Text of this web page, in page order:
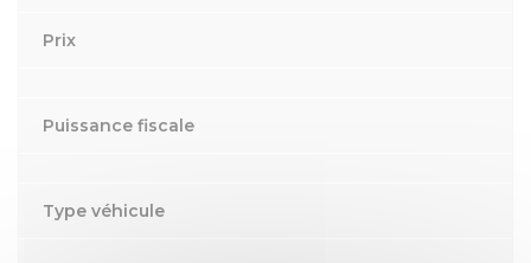
Prix
Puissance fiscale
Type véhicule